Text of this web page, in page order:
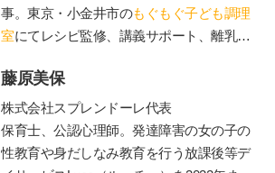
事。東京・小金井市のもぐもぐ子ども調理
室にてレシピ監修、講義サポート、離乳
藤原美保
株式会社スプレンドーレ代表
保育士、公認心理師。発達障害の女の子の
性教育や身だしなみ教育を行う放課後等デ